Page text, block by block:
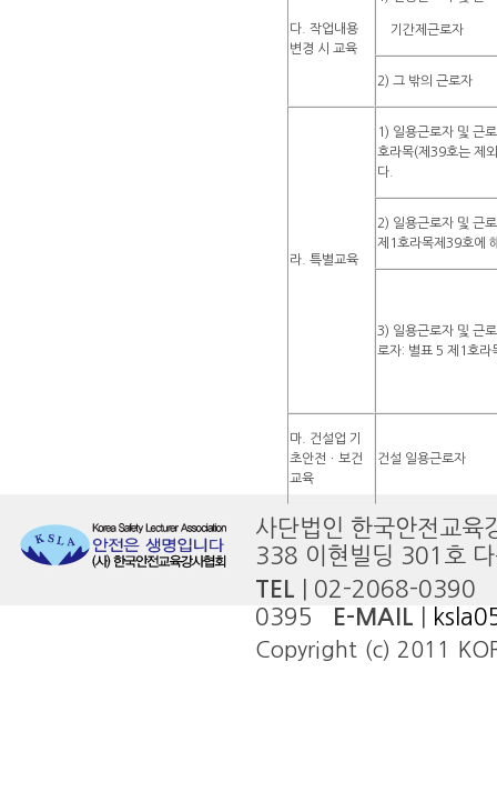
다. 작업내용
변경 시 교육
기간제근로자
2) 그 밖의 근로자
라. 특별교육
1) 일용근로자 및 근
호라목(제39호는 제
다.
2) 일용근로자 및 근
제1호라목제39호에
3) 일용근로자 및 근
로자: 별표 5 제1호라
마. 건설업 기
초안전ㆍ보건
교육
건설 일용근로자
사단법인 한국안전교
338 이현빌딩 301호
TEL | 02-2068-0390
0395
E-MAIL
Copyright (c) 2011